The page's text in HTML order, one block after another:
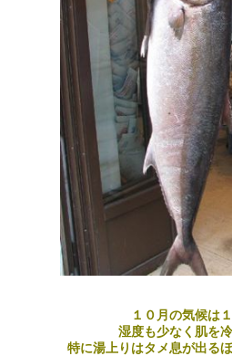
１０月の気候は
湿度も少なく肌を
特に湯上りはタメ息が出る